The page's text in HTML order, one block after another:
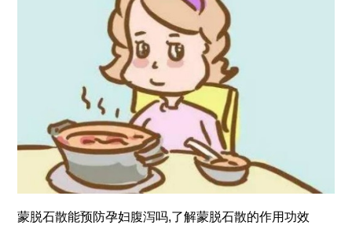
蒙脱石散能预防孕妇腹泻吗,了解蒙脱石散的作用功效